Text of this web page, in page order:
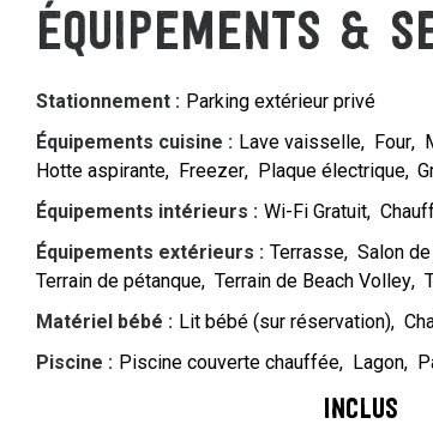
ÉQUIPEMENTS &
Stationnement : Parking extérieur privé
Équipements cuisine : Lave vaisselle Four
Hotte aspirante
Freezer Plaque électrique
Équipements intérieurs : Wi-Fi Gratuit
Équipements extérieurs : Terrasse Salon
Terrain de pétanque Terrain de Beach Volley
Matériel bébé : Lit bébé (sur réservation)
Piscine : Piscine couverte chauffée Lagon
Inclus